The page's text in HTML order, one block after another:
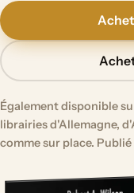
Également disponible
librairies d'Allemagne,
comme sur place.